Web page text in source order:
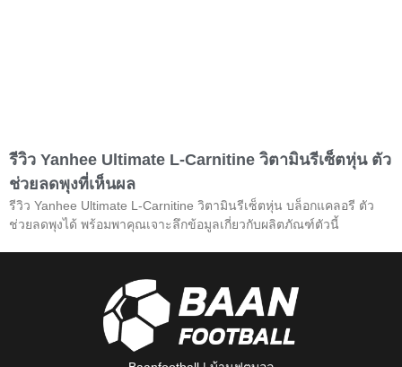
รีวิว Yanhee Ultimate L-Carnitine วิตามินรีเซ็ตหุ่น ตัว
ช่วยลดพุงที่เห็นผล
รีวิว Yanhee Ultimate L-Carnitine วิตามินรีเซ็ตหุ่น บล็อกแคลอรี ตัว
ช่วยลดพุงได้ พร้อมพาคุณเจาะลึกข้อมูลเกี่ยวกับผลิตภัณฑ์ตัวนี้